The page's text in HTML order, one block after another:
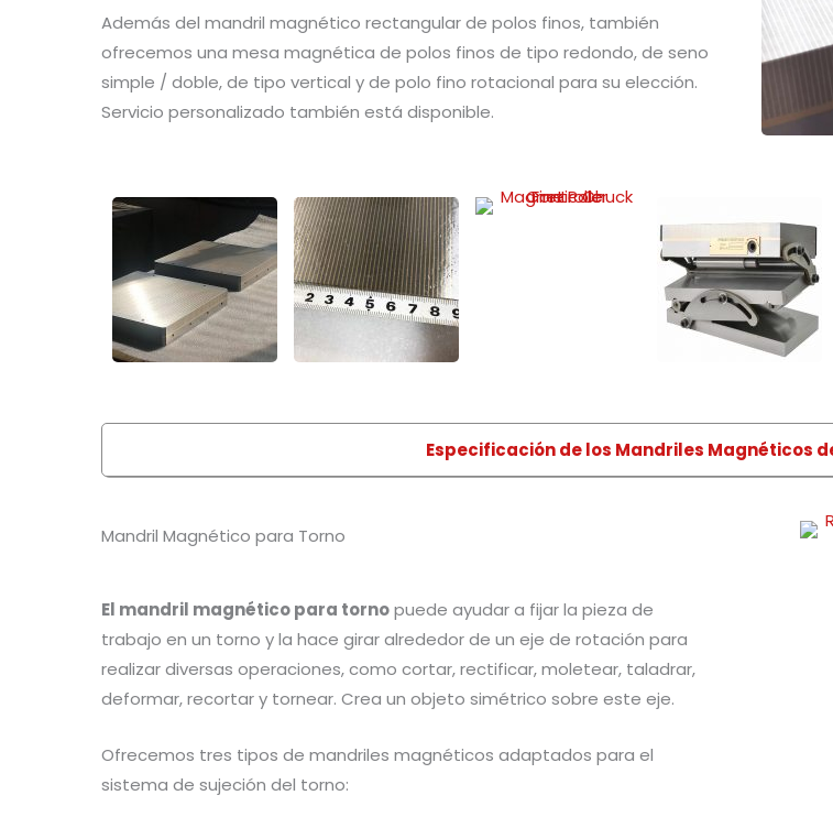
Además del mandril magnético rectangular de polos finos, también
ofrecemos una mesa magnética de polos finos de tipo redondo, de seno
simple / doble, de tipo vertical y de polo fino rotacional para su elección.
Servicio personalizado también está disponible.
Especificación de los Mandriles Magnéticos
Mandril Magnético para Torno
El mandril magnético para tornopuede ayudar a fijar la pieza de
trabajo en un torno y la hace girar alrededor de un eje de rotación para
realizar diversas operaciones, como cortar, rectificar, moletear, taladrar,
deformar, recortar y tornear. Crea un objeto simétrico sobre este eje.
Ofrecemos tres tipos de mandriles magnéticos adaptados para el
sistema de sujeción del torno: